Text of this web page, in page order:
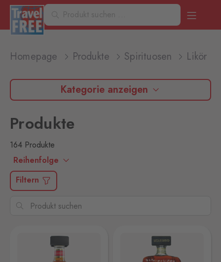
Homepage Produkte Spirituosen Likör
Kategorie anzeigen
Produkte
164 Produkte
Reihenfolge
Filtern